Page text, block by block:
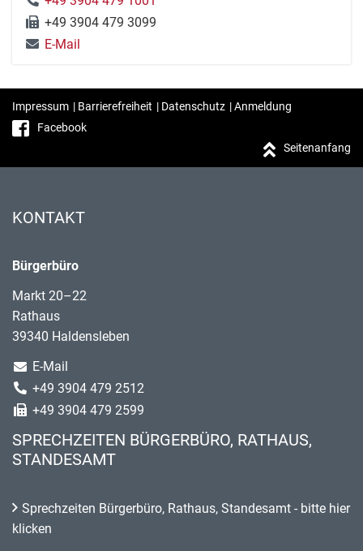
+49 3904 479 3099
E-Mail
Impressum | Barrierefreiheit | Datenschutz |Anmeldung
Facebook
Seitenanfang
KONTAKT
Bürgerbüro
Markt 20–22
Rathaus
39340 Haldensleben
E-Mail
+49 3904 479 2512
+49 3904 479 2599
SPRECHZEITEN BÜRGERBÜRO, RATHAUS,
STANDESAMT
Sprechzeiten Bürgerbüro, Rathaus, Standesamt - bitte hier
klicken